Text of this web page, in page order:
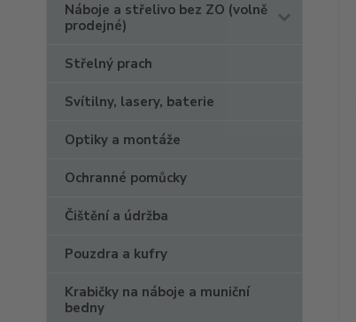
Náboje a střelivo bez ZO (volně
prodejné)
Střelný prach
Svítilny, lasery, baterie
Optiky a montáže
Ochranné pomůcky
Čištění a údržba
Pouzdra a kufry
Krabičky na náboje a muniční
bedny